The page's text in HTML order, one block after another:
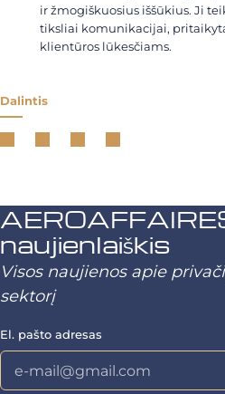
ir žmogiškuosius iššūkius. Ji
tiksliai komunikacijai,
klientūros lūkesčiams.
Dalintis
naujienlaiškis
Visos naujienos apie
sektorį
El. pašto adresas